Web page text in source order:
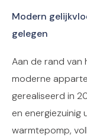
Modern
gelegen
Aan de rand van
moderne
gerealiseerd in
en energiezuinig
warmtepomp,